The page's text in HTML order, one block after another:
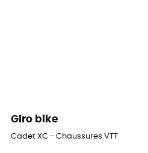
Giro bike
Cadet XC - Chaussures VTT